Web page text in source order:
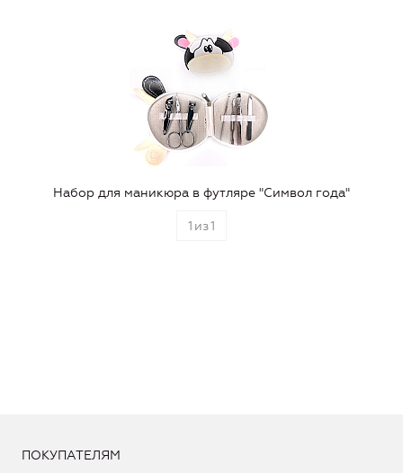
Набор для маникюра в футляре "Символ года"
1 из1
ПОКУПАТЕЛЯМ